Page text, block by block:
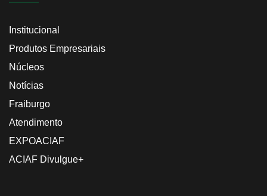
Institucional
Produtos Empresariais
Núcleos
Notícias
Fraiburgo
Atendimento
EXPOACIAF
ACIAF Divulgue+